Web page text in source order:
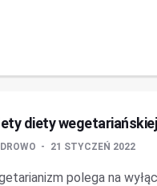
diety wegetariańskiej
21 STYCZEŃ 2022
polega na